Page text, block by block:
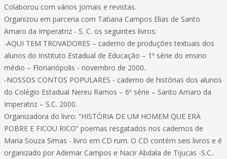
Colaborou com vários jornais e revistas.
Organizou em parceria com Tatiana Campos Elias de Santo
Amaro da Imperatriz - S. C. os seguintes livros:
-AQUI TEM TROVADORES – caderno de produções textuais dos
alunos do Instituto Estadual de Educação – 1º série do ensino
médio – Florianópolis - novembro de 2000.
-NOSSOS CONTOS POPULARES - caderno de histórias dos alunos
do Colégio Estadual Nereu Ramos – 6º série – Santo Amaro da
Imperatriz – S.C. 2000.
Organizadora do livro: “HISTÓRIA DE UM HOMEM QUE ERA
POBRE E FICOU RICO” poemas resgatados nos cadernos de
Maria Souza Simas - livro em CD rum. O CD contém seis livros e é
organizado por Ademar Campos e Nacir Abdala de Tijucas -S.C..